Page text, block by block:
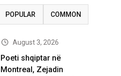
POPULAR COMMON
August 3, 2026
Poeti shqiptar në
Montreal, Zejadin